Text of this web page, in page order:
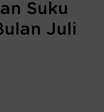
Suku
Juli